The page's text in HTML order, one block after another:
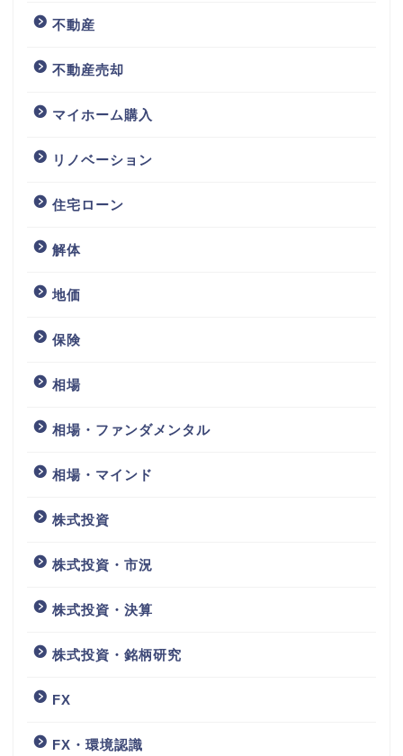
不動産
不動産売却
マイホーム購入
リノベーション
住宅ローン
解体
地価
保険
相場
相場・ファンダメンタル
相場・マインド
株式投資
株式投資・市況
株式投資・決算
株式投資・銘柄研究
FX
FX・環境認識